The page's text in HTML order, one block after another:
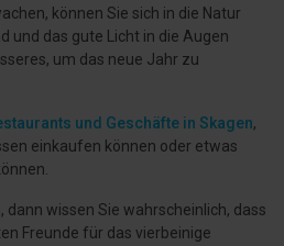
können Sie sich in die Natur
und das gute Licht in die Augen
um das neue Jahr zu
und Geschäfte in Skagen,
einkaufen können oder etwas
dann wissen Sie wahrscheinlich, dass
Freunde für das vierbeinige